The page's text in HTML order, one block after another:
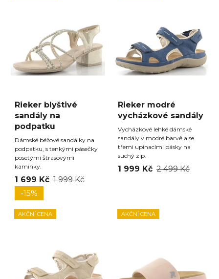
Rieker blyštivé
sandály na
podpatku
Dámské béžové sandálky na
podpatku, s tenkými pásečky
posetými štrasovými
kamínky.
1 699 Kč 1 999 Kč
-15%
Rieker modré
vycházkové sandály
Vycházkové lehké dámské
sandály v modré barvě a se
třemi upínacími pásky na
suchý zip.
1 999 Kč 2 499 Kč
AKČNÍ CENA AKČNÍ CENA